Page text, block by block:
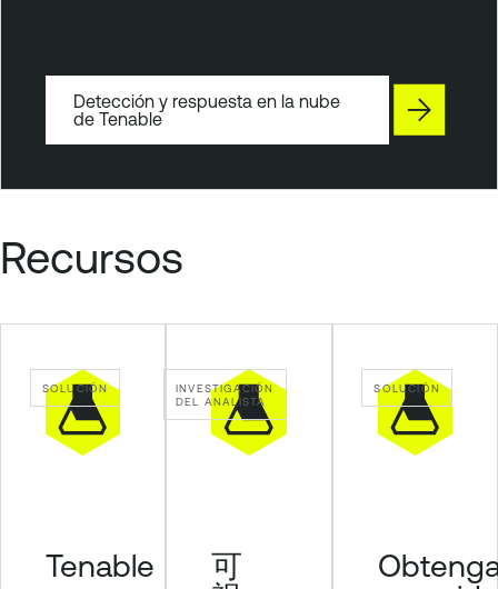
u
c
t
y
Detección y respuesta en la nube
de Tenable
Recursos
SOLUCIÓN
Tenable
INVESTIGACIÓN
DEL ANALISTA
可
SOLUCIÓN